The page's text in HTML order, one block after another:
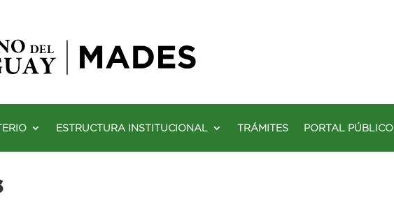
ESTRUCTURA INSTITUCIONAL TRÁMITES PORTAL PÚBLICO